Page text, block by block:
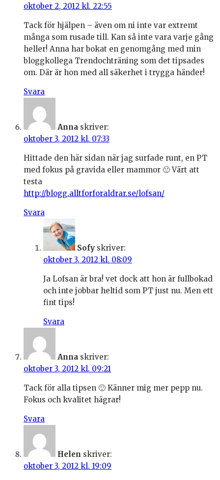
oktober 2, 2012 kl. 22:55
Tack för hjälpen – även om ni inte var extremt
många som rusade till. Kan så inte vara varje gång
heller! Anna har bokat en genomgång med min
bloggkollega Trendochträning som det tipsades
om. Där är hon med all säkerhet i trygga händer!
Svara
Anna skriver:
oktober 3, 2012 kl. 07:33
Hittade den här sidan när jag surfade runt, en PT
med fokus på gravida eller mammor 🙂 Värt att
testa
http://blogg.alltforforaldrar.se/lofsan/
Svara
Sofy skriver:
oktober 3, 2012 kl. 08:09
Ja Lofsan är bra! vet dock att hon är fullbokad
och inte jobbar heltid som PT just nu. Men ett
fint tips!
Svara
Anna skriver:
oktober 3, 2012 kl. 09:21
Tack för alla tipsen 🙂 Känner mig mer pepp nu.
Fokus och kvalitet hägrar!
Svara
Helen skriver:
oktober 3, 2012 kl. 19:09